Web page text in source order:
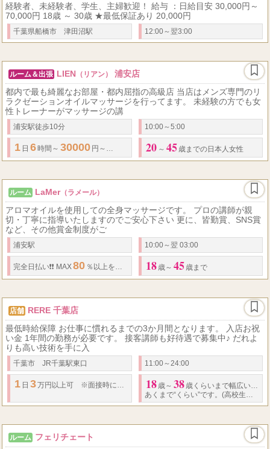
経験者、未経験者、学生、主婦歓迎！ 給与 ：日給目安 30,000円～
70,000円 18歳 ～ 30歳 ★最低保証あり 20,000円
千葉県船橋市 津田沼駅 12:00～翌3:00
ルーム＆出張 LIEN （リアン）
浦安店
都内で最も綺麗なお部屋・都内屈指の高級店 当店はメンズ専門のリ
ラクゼーションオイルマッサージを行ってます。 未経験の方でも女
性トレーナーがマッサージの講
浦安駅徒歩10分 10:00～5:00
1 日 6時間～ 30000 円～ 円。1日 8 時間～ 45000円 待機
20 ～ 45 歳までの日本人女性
ルーム LaMer（ラメール）
アロマオイルを使用しての全身マッサージです。 プロの講師が親
切・丁寧に指導いたしますのでご安心下さい 更に、皆勤賞、SNS賞
など、その他賞金制度がご
浦安駅 10:00～翌 03:00
完全日払い❗️❗️ MAX80 ％以上をバック❗️❗️ 本指名料、OPは 100...
18 歳～ 45 歳まで
店舗 RERE 千葉店
最低時給保障 お仕事に慣れるまでの3か月間となります。 入店お祝
い金 1年間の勤務が必要です。 接客講師も好待遇で募集中♪ だれよ
りも高い技術を手に入
千葉市 JR千葉駅東口 11:00～24:00
1 日 3万円以上可 ※面接時に要相談 REREセラピストさんの平均 月収は
18 歳～ 38 歳くらいまで幅広い年齢で募集中
あくまで“くらい”です。(高校生不可)
ルーム フェリチェート